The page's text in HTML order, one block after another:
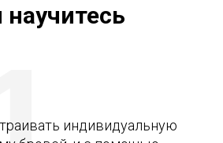
индивидуальную